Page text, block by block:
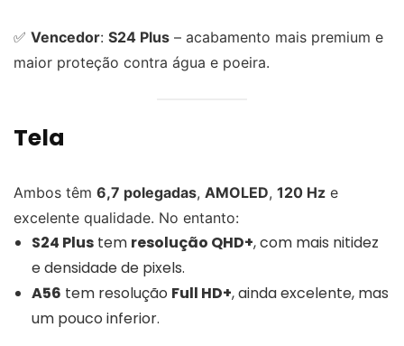
✅ Vencedor: S24 Plus – acabamento mais premium e
maior proteção contra água e poeira.
Tela
Ambos têm 6,7 polegadas, AMOLED, 120 Hz e
excelente qualidade. No entanto:
S24 Plus tem resolução QHD+, com mais nitidez
e densidade de pixels.
A56 tem resolução Full HD+, ainda excelente, mas
um pouco inferior.